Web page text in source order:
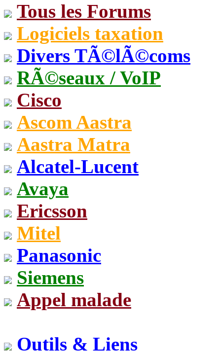
Tous les Forums
Logiciels taxation
Divers TÃ©lÃ©coms
RÃ©seaux / VoIP
Cisco
Ascom Aastra
Aastra Matra
Alcatel-Lucent
Avaya
Ericsson
Mitel
Panasonic
Siemens
Appel malade
Outils & Liens